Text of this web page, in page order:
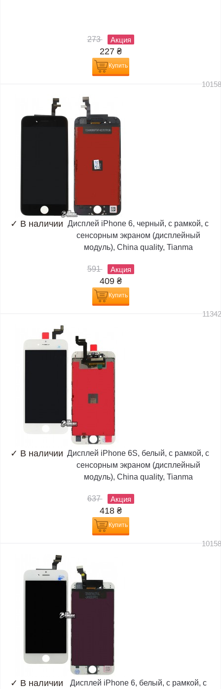
273 Акция
227 ₴
Купить
✓ В наличии Дисплей iPhone 6, черный, с рамкой, с
сенсорным экраном (дисплейный
модуль), China quality, Tianma
591 Акция
409 ₴
Купить
✓ В наличии Дисплей iPhone 6S, белый, с рамкой, с
сенсорным экраном (дисплейный
модуль), China quality, Tianma
637 Акция
418 ₴
Купить
✓ В наличии
Дисплей iPhone 6, белый, с рамкой, с